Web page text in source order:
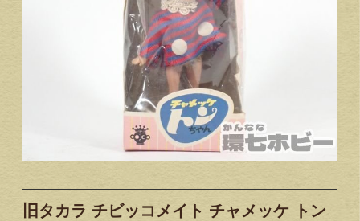
旧タカラ チビッコメイト チャメッケ トン